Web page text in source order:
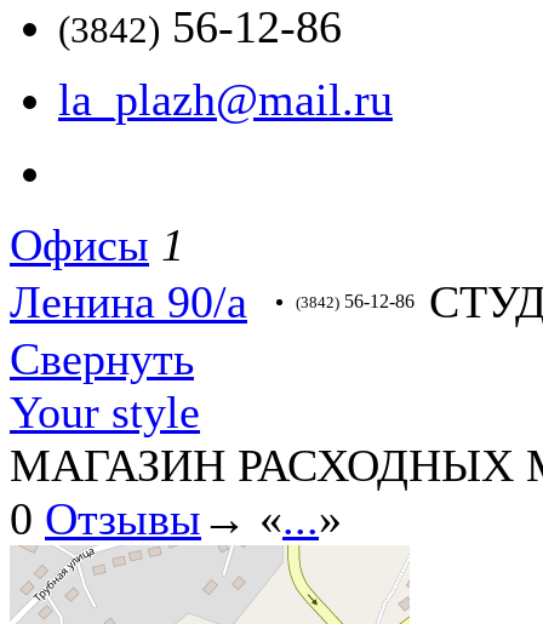
(3842) 56-12-86
la_plazh@mail.ru
Офисы 1
Ленина 90/а
(3842) 56-12-86
Свернуть
Your style
МАГАЗИН РАСХОДНЫХ
0 Отзывы→ «...»